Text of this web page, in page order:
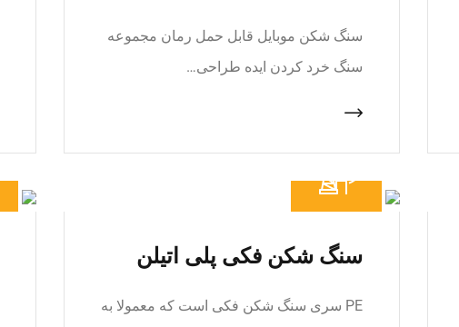
سنگ شکن موبایل قابل حمل رمان مجموعه
سنگ خرد کردن ایده طراحی…
سنگ شکن فکی پلی اتیلن
PE سری سنگ شکن فکی است که معمولا به